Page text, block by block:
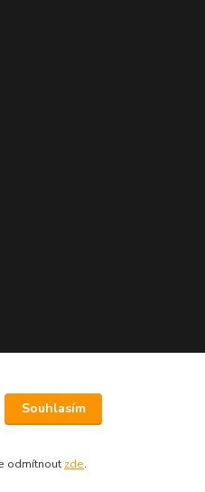
Souhlasím
odmítnout zde.